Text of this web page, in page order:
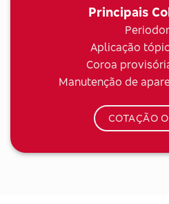
Principais
Aplicação
Coroa
Manutenção de
COTAÇÃO